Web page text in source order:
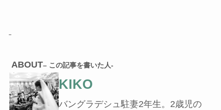
ABOUT– この記事を書いた人-
KIKO
バングラデシュ駐妻2年生。2歳児の